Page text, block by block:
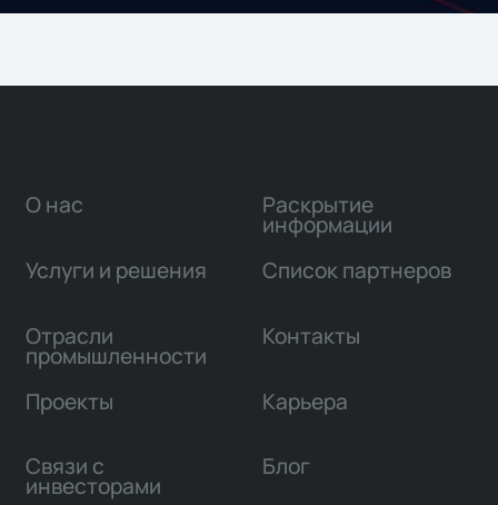
О нас
Услуги и решения
Отрасли
промышленности
Проекты
Связи с
инвесторами
Раскрытие
информации
Список партнеров
Контакты
Карьера
Блог